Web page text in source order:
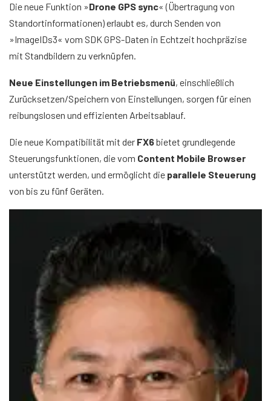
Die neue Funktion »Drone GPS sync« (Übertragung von
Standortinformationen) erlaubt es, durch Senden von
»ImageIDs3« vom SDK GPS-Daten in Echtzeit hochpräzise
mit Standbildern zu verknüpfen.
Neue Einstellungen im Betriebsmenü, einschließlich
Zurücksetzen/Speichern von Einstellungen, sorgen für einen
reibungslosen und effizienten Arbeitsablauf.
Die neue Kompatibilität mit der FX6bietet grundlegende
Steuerungsfunktionen, die vom Content Mobile Browser
unterstützt werden, und ermöglicht die parallele Steuerung
von bis zu fünf Geräten.